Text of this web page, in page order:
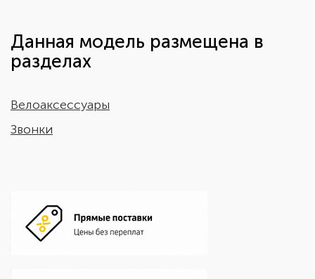
Данная модель размещена в
разделах
Велоаксессуары
Звонки